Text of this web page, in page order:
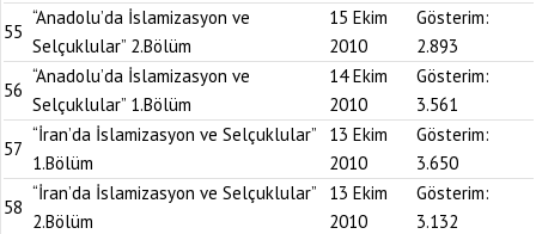
55
“Anadolu’da İslamizasyon ve
Selçuklular” 2.Bölüm
15 Ekim
2010
Gösterim:
2.893
56
“Anadolu’da İslamizasyon ve
Selçuklular” 1.Bölüm
14 Ekim
2010
Gösterim:
3.561
57
“İran’da İslamizasyon ve Selçuklular”
1.Bölüm
13 Ekim
2010
Gösterim:
3.650
58
“İran’da İslamizasyon ve Selçuklular”
2.Bölüm
13 Ekim
2010
Gösterim:
3.132